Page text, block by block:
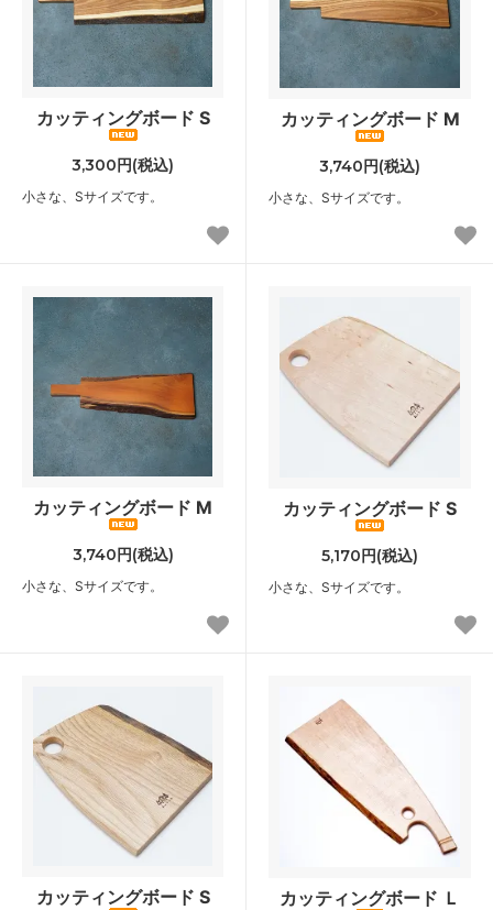
カッティングボード S
3,300円(税込)
小さな、Sサイズです。
カッティングボード M
3,740円(税込)
小さな、Sサイズです。
カッティングボード M
3,740円(税込)
小さな、Sサイズです。
カッティングボード S
5,170円(税込)
小さな、Sサイズです。
カッティングボード S カッティングボード Ｌ